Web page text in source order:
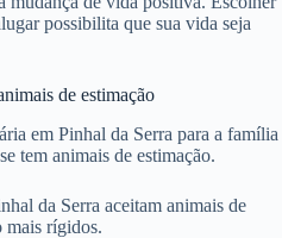
possibilita que sua vida seja
de estimação
em Pinhal da Serra para a família
tem animais de estimação.
da Serra aceitam animais de
mais rígidos.